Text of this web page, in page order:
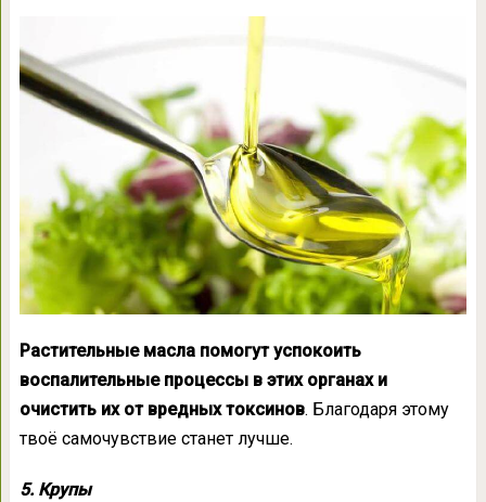
Растительные масла помогут успокоить
воспалительные процессы в этих органах и
очистить их от вредных токсинов. Благодаря этому
твоё самочувствие станет лучше.
5. Крупы